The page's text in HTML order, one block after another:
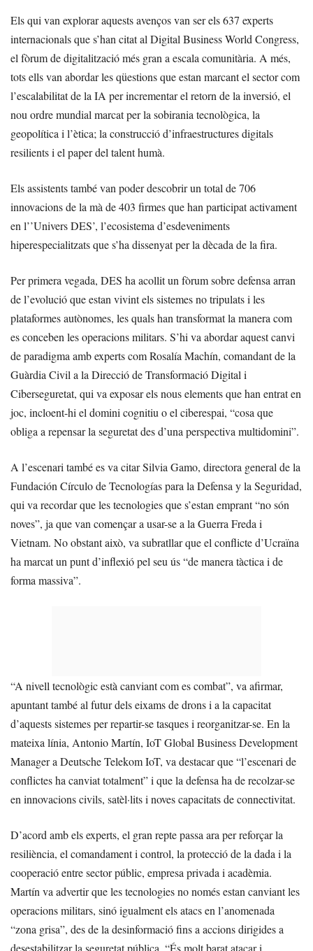
Els qui van explorar aquests avenços van ser els 637 experts
internacionals que s’han citat al Digital Business World Congress,
el fòrum de digitalització més gran a escala comunitària. A més,
tots ells van abordar les qüestions que estan marcant el sector com
l’escalabilitat de la IA per incrementar el retorn de la inversió, el
nou ordre mundial marcat per la sobirania tecnològica, la
geopolítica i l’ètica; la construcció d’infraestructures digitals
resilients i el paper del talent humà.
Els assistents també van poder descobrir un total de 706
innovacions de la mà de 403 firmes que han participat activament
en l’’Univers DES’, l’ecosistema d’esdeveniments
hiperespecialitzats que s’ha dissenyat per la dècada de la fira.
Per primera vegada, DES ha acollit un fòrum sobre defensa arran
de l’evolució que estan vivint els sistemes no tripulats i les
plataformes autònomes, les quals han transformat la manera com
es conceben les operacions militars. S’hi va abordar aquest canvi
de paradigma amb experts com Rosalía Machín, comandant de la
Guàrdia Civil a la Direcció de Transformació Digital i
Ciberseguretat, qui va exposar els nous elements que han entrat en
joc, incloent-hi el domini cognitiu o el ciberespai, “cosa que
obliga a repensar la seguretat des d’una perspectiva multidomini”.
A l’escenari també es va citar Silvia Gamo, directora general de la
Fundación Círculo de Tecnologías para la Defensa y la Seguridad,
qui va recordar que les tecnologies que s’estan emprant “no són
noves”, ja que van començar a usar-se a la Guerra Freda i
Vietnam. No obstant això, va subratllar que el conflicte d’Ucraïna
ha marcat un punt d’inflexió pel seu ús “de manera tàctica i de
forma massiva”.
“A nivell tecnològic està canviant com es combat”, va afirmar,
apuntant també al futur dels eixams de drons i a la capacitat
d’aquests sistemes per repartir-se tasques i reorganitzar-se. En la
mateixa línia, Antonio Martín, IoT Global Business Development
Manager a Deutsche Telekom IoT, va destacar que “l’escenari de
conflictes ha canviat totalment” i que la defensa ha de recolzar-se
en innovacions civils, satèl·lits i noves capacitats de connectivitat.
D’acord amb els experts, el gran repte passa ara per reforçar la
resiliència, el comandament i control, la protecció de la dada i la
cooperació entre sector públic, empresa privada i acadèmia.
Martín va advertir que les tecnologies no només estan canviant les
operacions militars, sinó igualment els atacs en l’anomenada
“zona grisa”, des de la desinformació fins a accions dirigides a
desestabilitzar la seguretat pública. “És molt barat atacar i